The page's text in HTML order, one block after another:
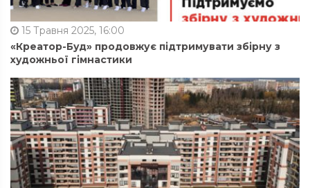
15 Травня 2025, 16:00
«Креатор-Буд» продовжує підтримувати збірну з
художньої гімнастики